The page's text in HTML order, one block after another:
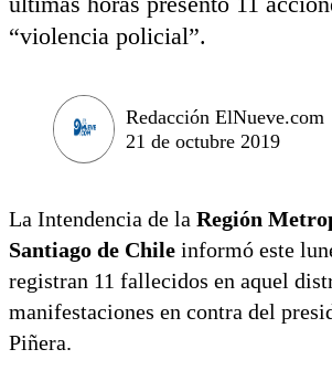
“violencia policial”.
Redacción ElNueve.com
21 de octubre 2019
La Intendencia de la Región
Santiago de Chile informó este
registran 11 fallecidos en aquel
manifestaciones en contra del
Piñera.